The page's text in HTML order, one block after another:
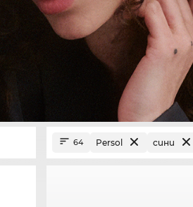
64 Persol сини